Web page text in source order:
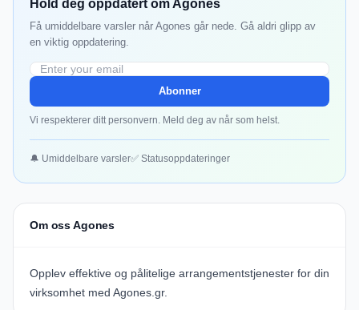
Hold deg oppdatert om Agones
Få umiddelbare varsler når Agones går nede. Gå aldri glipp av
en viktig oppdatering.
Abonner
Vi respekterer ditt personvern. Meld deg av når som helst.
🔔 Umiddelbare varsler✅ Statusoppdateringer
Om oss Agones
Opplev effektive og pålitelige arrangementstjenester for din
virksomhet med Agones.gr.